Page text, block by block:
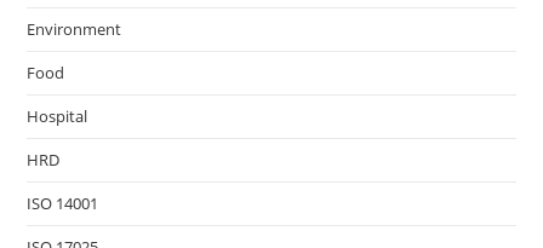
Environment
Food
Hospital
HRD
ISO 14001